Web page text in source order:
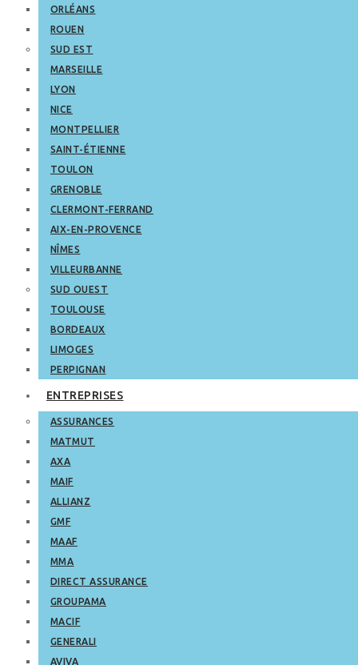
ORLÉANS
ROUEN
SUD EST
MARSEILLE
LYON
NICE
MONTPELLIER
SAINT-ÉTIENNE
TOULON
GRENOBLE
CLERMONT-FERRAND
AIX-EN-PROVENCE
NÎMES
VILLEURBANNE
SUD OUEST
TOULOUSE
BORDEAUX
LIMOGES
PERPIGNAN
ENTREPRISES
ASSURANCES
MATMUT
AXA
MAIF
ALLIANZ
GMF
MAAF
MMA
DIRECT ASSURANCE
GROUPAMA
MACIF
GENERALI
AVIVA